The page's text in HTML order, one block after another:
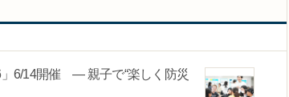
」6/14開催 ― 親子で“楽しく防災